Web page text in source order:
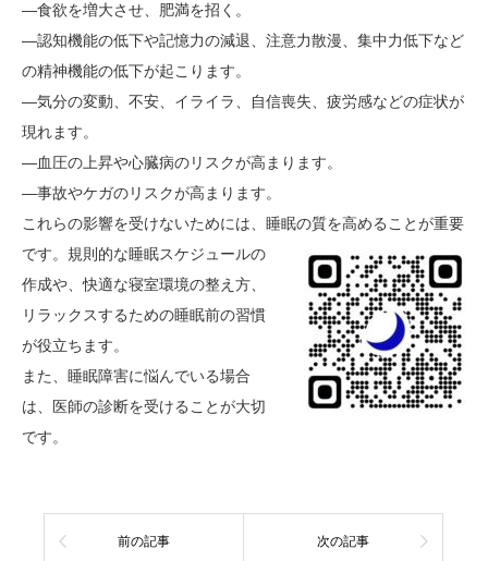
―食欲を増大させ、肥満を招く。
―認知機能の低下や記憶力の減退、注意力散漫、集中力低下など
の精神機能の低下が起こります。
―気分の変動、不安、イライラ、自信喪失、疲労感などの症状が
現れます。
―血圧の上昇や心臓病のリスクが高まります。
―事故やケガのリスクが高まります。
これらの影響を受けないためには、睡眠の質を高めることが重要
です。 規則的な睡眠スケジュールの
作成や、快適な寝室環境の整え方、
リラックスするための睡眠前の習慣
が役立ちます。
また、睡眠障害に悩んでいる場合
は、医師の診断を受けることが大切
です。
前の記事 次の記事